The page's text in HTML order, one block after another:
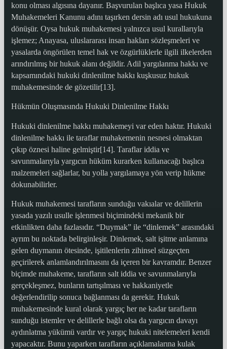
konu olması algısına dayanır. Başvurulan başlıca yasa Hukuk
Muhakemeleri Kanunu adını taşırken dersin adı usul hukukuna
dönüşür. Oysa hukuk muhakemesi yalnızca usul kurallarıyla
işlemez; Anayasa, uluslararası insan hakları sözleşmeleri ve
yasalarda öngörülen temel hak ve özgürlüklerle ilgili ilkelerden
arındırılmış bir hukuk alanı değildir. Adil yargılanma hakkı ve
kapsamındaki hukuki dinlenilme hakkı kuşkusuz hukuk
muhakemesinde de gözetilir[13].
Hükmün Oluşmasında Hukuki Dinlenilme Hakkı
Hukuki dinlenilme hakkı muhakemeyi var eden haktır. Hukuki
dinlenilme hakkı ile taraflar muhakemenin nesnesi olmaktan
çıkıp öznesi haline gelmiştir[14]. Taraflar iddia ve
savunmalarıyla yargıcın hüküm kurarken kullanacağı başlıca
malzemeleri sağlarlar, bu yolla yargılamaya yön verip hükme
dokunabilirler.
Hukuk muhakemesi tarafların sunduğu vakıalar ve delillerin
yasada yazılı usulle işlenmesi biçimindeki mekanik bir
etkinlikten daha fazlasıdır. “Duymak” ile “dinlemek” arasındaki
ayrım bu noktada belirginleşir. Dinlemek, salt işitme anlamına
gelen duymanın ötesinde, işitilenlerin zihinsel süzgeçten
geçirilerek anlamlandırılmasını da içeren bir kavramdır. Benzer
biçimde muhakeme, tarafların salt iddia ve savunmalarıyla
gerçekleşmez, bunların tartışılması ve hakkaniyetle
değerlendirilip sonuca bağlanması da gerekir. Hukuk
muhakemesinde kural olarak yargıç her ne kadar tarafların
sunduğu istemler ve delillerle bağlı olsa da yargıcın davayı
aydınlatma yükümü vardır ve yargıç hukuki nitelemeleri kendi
yapacaktır. Bunu yaparken tarafların açıklamalarına kulak